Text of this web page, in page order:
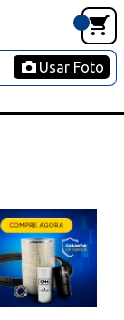
Usar Foto